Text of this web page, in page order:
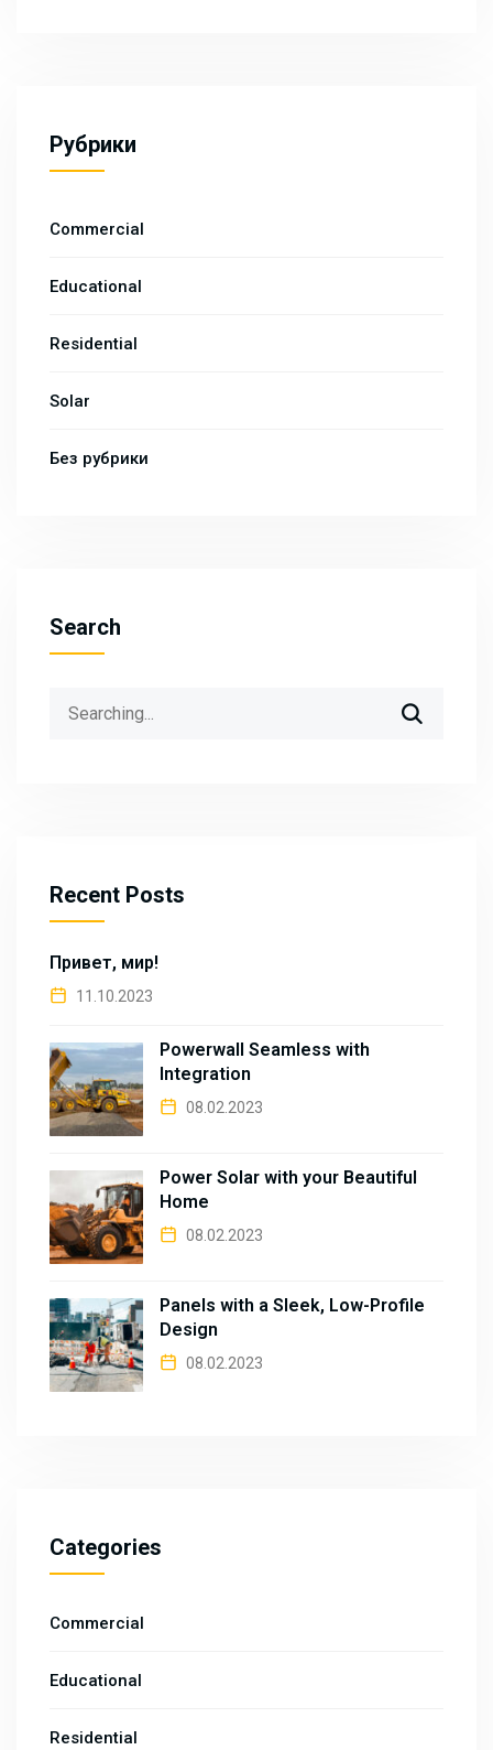
Рубрики
Commercial
Educational
Residential
Solar
Без рубрики
Search
Recent Posts
Привет, мир!
11.10.2023
Powerwall Seamless with
Integration
08.02.2023
Power Solar with your Beautiful
Home
08.02.2023
Panels with a Sleek, Low-Profile
Design
08.02.2023
Categories
Commercial
Educational
Residential